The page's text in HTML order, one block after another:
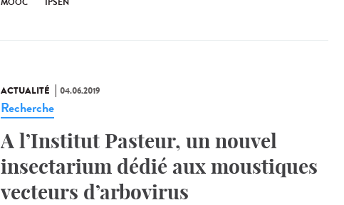
ACTUALITÉ 04.06.2019
Recherche
A l’Institut Pasteur, un nouvel
insectarium dédié aux moustiques
vecteurs d’arbovirus